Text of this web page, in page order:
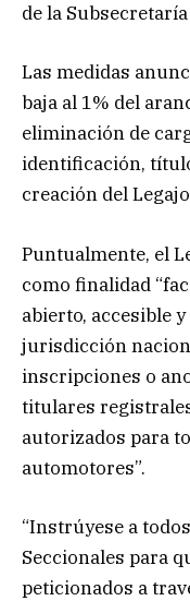
de la
Las medidas
baja al 1% del
eliminación de
identificación,
creación del
Puntualmente, el
como finalidad
abierto, accesible
jurisdicción
inscripciones o
titulares
autorizados para
automotores”.
“Instrúyese a
Seccionales para
peticionados a